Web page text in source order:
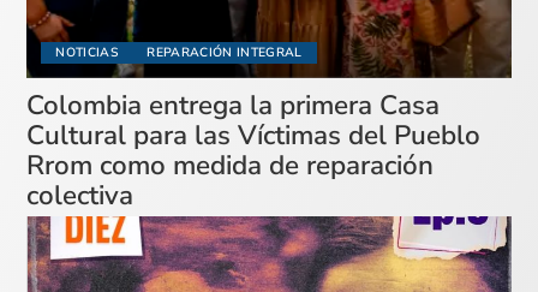
NOTICIAS REPARACIÓN INTEGRAL
Colombia entrega la primera Casa
Cultural para las Víctimas del Pueblo
Rrom como medida de reparación
colectiva